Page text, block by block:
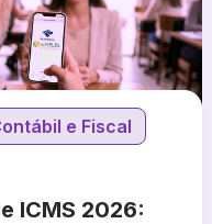
e Fiscal
ICMS 2026: